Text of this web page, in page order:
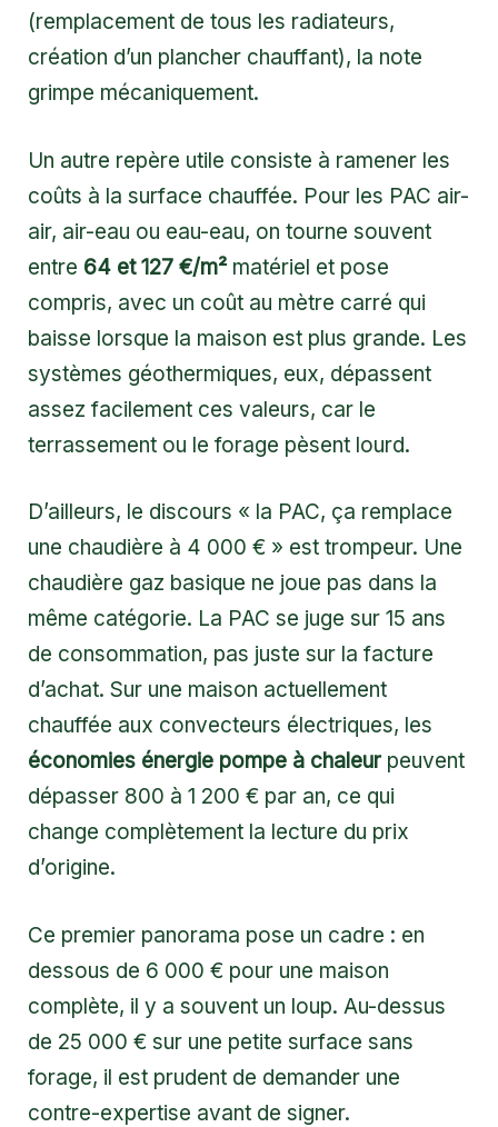
(remplacement de tous les radiateurs,
création d’un plancher chauffant), la note
grimpe mécaniquement.
Un autre repère utile consiste à ramener les
coûts à la surface chauffée. Pour les PAC air-
air, air-eau ou eau-eau, on tourne souvent
entre 64 et 127 €/m² matériel et pose
compris, avec un coût au mètre carré qui
baisse lorsque la maison est plus grande. Les
systèmes géothermiques, eux, dépassent
assez facilement ces valeurs, car le
terrassement ou le forage pèsent lourd.
D’ailleurs, le discours « la PAC, ça remplace
une chaudière à 4 000 € » est trompeur. Une
chaudière gaz basique ne joue pas dans la
même catégorie. La PAC se juge sur 15 ans
de consommation, pas juste sur la facture
d’achat. Sur une maison actuellement
chauffée aux convecteurs électriques, les
économies énergie pompe à chaleurpeuvent
dépasser 800 à 1 200 € par an, ce qui
change complètement la lecture du prix
d’origine.
Ce premier panorama pose un cadre : en
dessous de 6 000 € pour une maison
complète, il y a souvent un loup. Au-dessus
de 25 000 € sur une petite surface sans
forage, il est prudent de demander une
contre-expertise avant de signer.